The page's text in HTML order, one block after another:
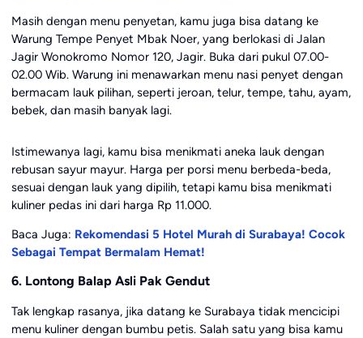
Masih dengan menu penyetan, kamu juga bisa datang ke
Warung Tempe Penyet Mbak Noer, yang berlokasi di Jalan
Jagir Wonokromo Nomor 120, Jagir. Buka dari pukul 07.00-
02.00 Wib. Warung ini menawarkan menu nasi penyet dengan
bermacam lauk pilihan, seperti jeroan, telur, tempe, tahu, ayam,
bebek, dan masih banyak lagi.
Istimewanya lagi, kamu bisa menikmati aneka lauk dengan
rebusan sayur mayur. Harga per porsi menu berbeda-beda,
sesuai dengan lauk yang dipilih, tetapi kamu bisa menikmati
kuliner pedas ini dari harga Rp 11.000.
Baca Juga: Rekomendasi 5 Hotel Murah di Surabaya! Cocok
Sebagai Tempat Bermalam Hemat!
6. Lontong Balap Asli Pak Gendut
Tak lengkap rasanya, jika datang ke Surabaya tidak mencicipi
menu kuliner dengan bumbu petis. Salah satu yang bisa kamu